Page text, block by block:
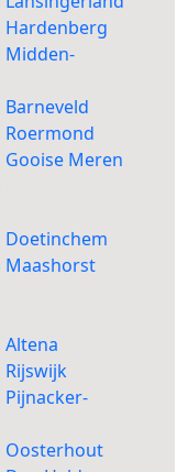
Hardenberg
Midden-
Roermond
Meren
Doetinchem
Maashorst
Oosterhout